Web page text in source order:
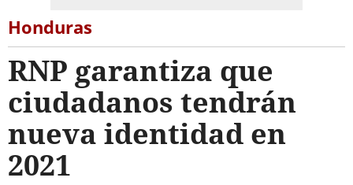
Honduras
RNP garantiza que
ciudadanos tendrán
nueva identidad en
2021